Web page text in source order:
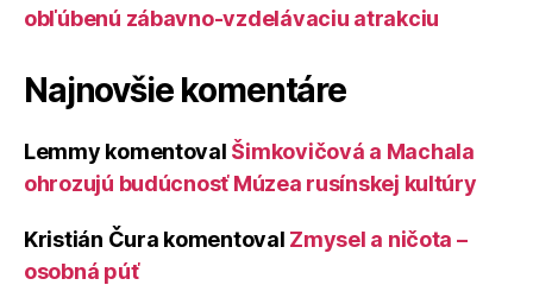
obľúbenú zábavno-vzdelávaciu atrakciu
Najnovšie komentáre
Lemmy komentoval Šimkovičová a Machala
ohrozujú budúcnosť Múzea rusínskej kultúry
Kristián Čura komentoval Zmysel a ničota –
osobná púť